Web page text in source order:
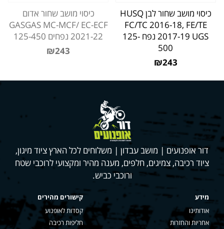
כיסוי מושב שחור לבן HUSQ
FC/TC 2016-18, FE/TE
2017-19 UGS נפח 125-
500
₪243
כיסוי מושב שחור אדום
GASGAS MC-MCF/ EC-ECF
2021-22 נפחים 125-450
₪243
דור אופנועים | מושב עבדון | משלוחים לכל הארץ ציוד מיגון,
ציוד רכיבה, צמיגים, חלפים, מענה מהיר ומקצועי לרוכבי שטח
ורוכבי כביש.
מידע
אודותינו
אחריות והחזרות
קישורים מהירים
קסדות לאופנוע
חליפות רכיבה